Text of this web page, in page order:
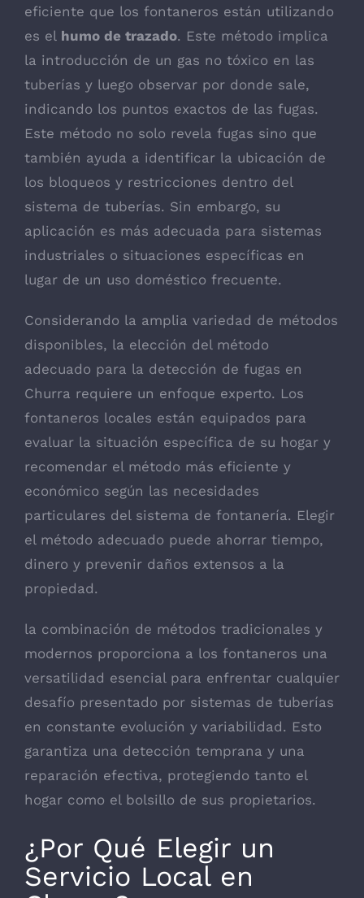
eficiente que los fontaneros están utilizando
es el humo de trazado. Este método implica
la introducción de un gas no tóxico en las
tuberías y luego observar por donde sale,
indicando los puntos exactos de las fugas.
Este método no solo revela fugas sino que
también ayuda a identificar la ubicación de
los bloqueos y restricciones dentro del
sistema de tuberías. Sin embargo, su
aplicación es más adecuada para sistemas
industriales o situaciones específicas en
lugar de un uso doméstico frecuente.
Considerando la amplia variedad de métodos
disponibles, la elección del método
adecuado para la detección de fugas en
Churra requiere un enfoque experto. Los
fontaneros locales están equipados para
evaluar la situación específica de su hogar y
recomendar el método más eficiente y
económico según las necesidades
particulares del sistema de fontanería. Elegir
el método adecuado puede ahorrar tiempo,
dinero y prevenir daños extensos a la
propiedad.
la combinación de métodos tradicionales y
modernos proporciona a los fontaneros una
versatilidad esencial para enfrentar cualquier
desafío presentado por sistemas de tuberías
en constante evolución y variabilidad. Esto
garantiza una detección temprana y una
reparación efectiva, protegiendo tanto el
hogar como el bolsillo de sus propietarios.
¿Por Qué Elegir un
Servicio Local en